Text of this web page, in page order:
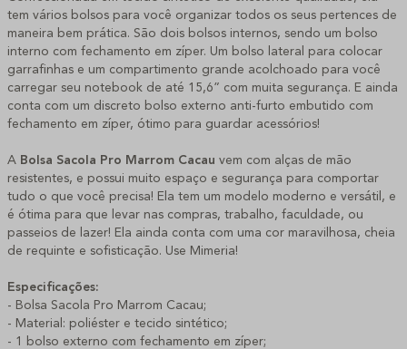
tem vários bolsos para você organizar todos os seus pertences de
maneira bem prática. São dois bolsos internos, sendo um bolso
interno com fechamento em zíper. Um bolso lateral para colocar
garrafinhas e um compartimento grande acolchoado para você
carregar seu notebook de até 15,6” com muita segurança. E ainda
conta com um discreto bolso externo anti-furto embutido com
fechamento em zíper, ótimo para guardar acessórios!
A Bolsa Sacola Pro Marrom Cacau vem com alças de mão
resistentes, e possui muito espaço e segurança para comportar
tudo o que você precisa! Ela tem um modelo moderno e versátil, e
é ótima para que levar nas compras, trabalho, faculdade, ou
passeios de lazer! Ela ainda conta com uma cor maravilhosa, cheia
de requinte e sofisticação. Use Mimeria!
Especificações:
- Bolsa Sacola Pro Marrom Cacau;
- Material: poliéster e tecido sintético;
- 1 bolso externo com fechamento em zíper;